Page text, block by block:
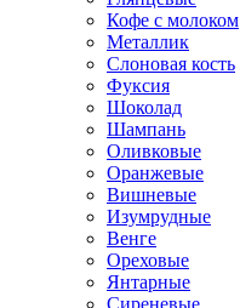
Кофе с молоком
Металлик
Слоновая кость
Фуксия
Шоколад
Шампань
Оливковые
Оранжевые
Вишневые
Изумрудные
Венге
Ореховые
Янтарные
Сиреневые